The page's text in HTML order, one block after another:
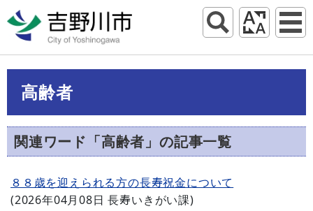
高齢者
関連ワード「高齢者」の記事一覧
８８歳を迎えられる方の長寿祝金について
(2026年04月08日 長寿いきがい課)